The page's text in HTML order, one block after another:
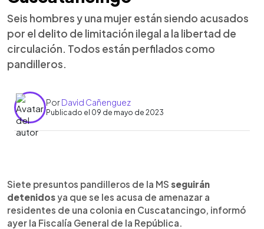
Seis hombres y una mujer están siendo acusados
por el delito de limitación ilegal a la libertad de
circulación. Todos están perfilados como
pandilleros.
PorDavid Cañenguez
Publicado el 09 de mayo de 2023
Escuchar artículo
Siete presuntos pandilleros de la MS seguirán
detenidosya que se les acusa de amenazar a
residentes de una colonia en Cuscatancingo, informó
ayer la Fiscalía General de la República.